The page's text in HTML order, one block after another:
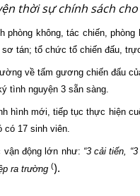
thời sự chính sách
không, tác chiến,
tán; tổ chức tổ chiến đấu,
về tấm gương chiến đấu
tình nguyện 3 sẵn sàng.
mới, tiếp tục thực hiện
17 sinh viên.
động lớn như: “3 cải tiến, “3
ra trường ().